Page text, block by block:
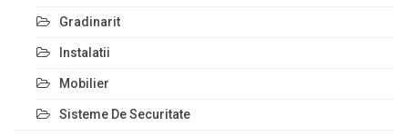
Gradinarit
Instalatii
Mobilier
Sisteme De Securitate